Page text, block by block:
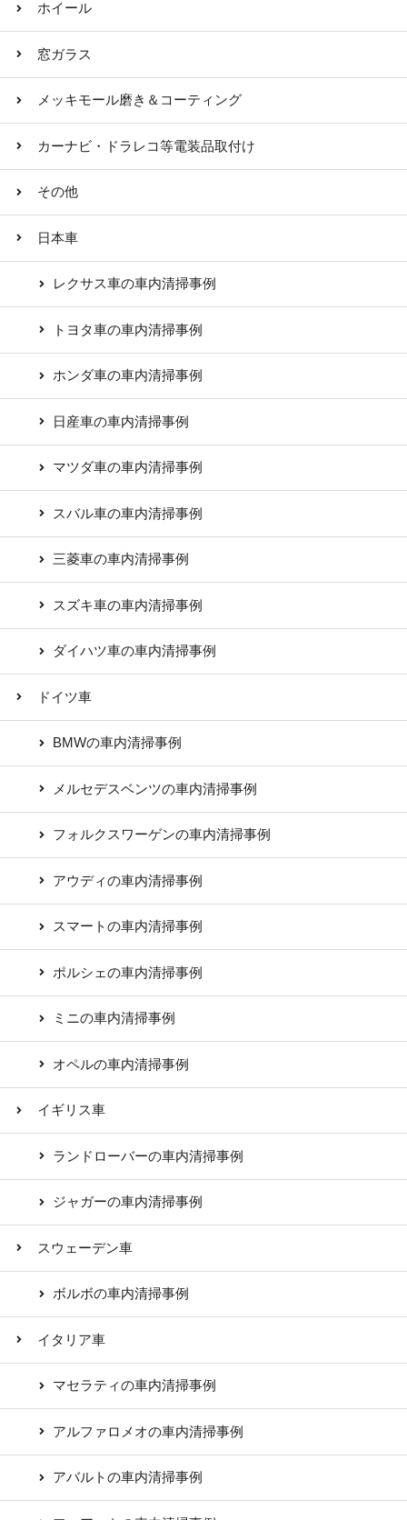
ホイール
窓ガラス
メッキモール磨き＆コーティング
カーナビ・ドラレコ等電装品取付け
その他
日本車
レクサス車の車内清掃事例
トヨタ車の車内清掃事例
ホンダ車の車内清掃事例
日産車の車内清掃事例
マツダ車の車内清掃事例
スバル車の車内清掃事例
三菱車の車内清掃事例
スズキ車の車内清掃事例
ダイハツ車の車内清掃事例
ドイツ車
BMWの車内清掃事例
メルセデスベンツの車内清掃事例
フォルクスワーゲンの車内清掃事例
アウディの車内清掃事例
スマートの車内清掃事例
ポルシェの車内清掃事例
ミニの車内清掃事例
オペルの車内清掃事例
イギリス車
ランドローバーの車内清掃事例
ジャガーの車内清掃事例
スウェーデン車
ボルボの車内清掃事例
イタリア車
マセラティの車内清掃事例
アルファロメオの車内清掃事例
アバルトの車内清掃事例